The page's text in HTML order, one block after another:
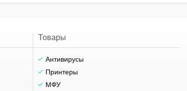
Товары
Антивирусы
Принтеры
МФУ